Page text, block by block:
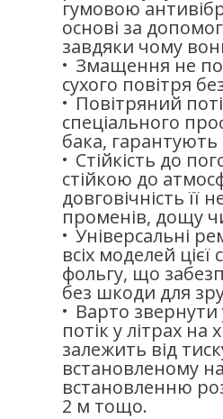
гумовою
основі за
завдяки чому
Змащення не
сухого повітря
Повітряний
спеціального
бака, гарантують
Стійкість до
стійкою до
довговічність
променів, дощу
Універсальні
всіх моделей
фольгу, що
без шкоди для
Варто звернути
потік у літрах
залежить від
встановленому
встановленню
2 м тощо.